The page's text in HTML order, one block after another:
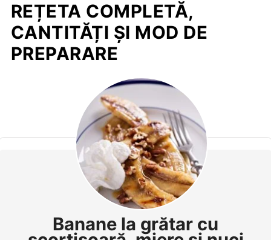
REȚETA COMPLETĂ,
CANTITĂȚI ȘI MOD DE
PREPARARE
Banane la grătar cu